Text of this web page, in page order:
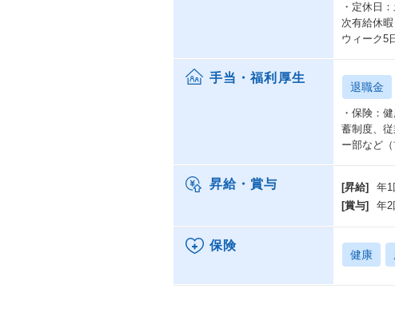
・定休日
次有給休
ウィーク5
手当・福利厚生
退職金
・保険：
蓄制度、
ー部など（
昇給・賞与 [昇給]
年1
[賞与]
年2
保険
健康